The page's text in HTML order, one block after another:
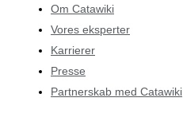
Om Catawiki
Vores eksperter
Karrierer
Presse
Partnerskab med Catawiki